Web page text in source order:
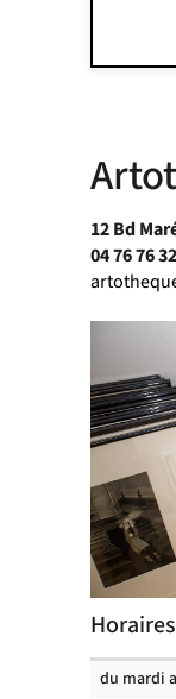
12 Bd
04 76 76
Horaires
Horaires
des
du mardi